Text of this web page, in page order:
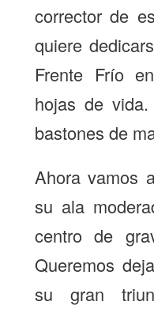
corrector de
quiere
Frente Frío
hojas de
bastones de
Ahora vamos
su ala
centro de
Queremos
su gran